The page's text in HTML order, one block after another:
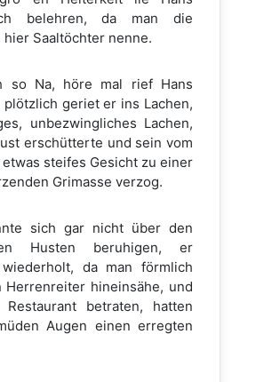
belehren, da man die
Saaltöchter nenne.
so Na, höre mal rief Hans
plötzlich geriet er ins Lachen,
unbezwingliches Lachen,
erschütterte und sein vom
steifes Gesicht zu einer
Grimasse verzog.
sich gar nicht über den
Husten beruhigen, er
da man förmlich
Herrenreiter hineinsähe, und
betraten, hatten
Augen einen erregten